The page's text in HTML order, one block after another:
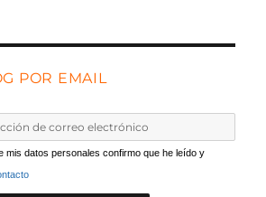
POR EMAIL
mis datos personales confirmo que he leído y